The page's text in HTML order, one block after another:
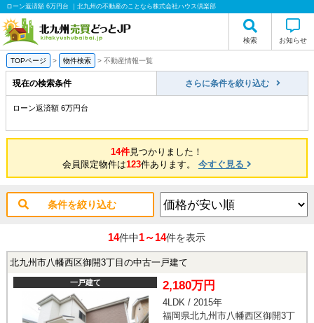
ローン返済額 6万円台 ｜北九州の不動産のことなら株式会社ハウス倶楽部
検索 お知らせ
TOPページ > 物件検索 > 不動産情報一覧
現在の検索条件 さらに条件を絞り込む
ローン返済額 6万円台
14件見つかりました！
会員限定物件は123件あります。 今すぐ見る
条件を絞り込む
14件中1～14件を表示
北九州市八幡西区御開3丁目の中古一戸建て
一戸建て 2,180万円
4LDK / 2015年
福岡県北九州市八幡西区御開3丁